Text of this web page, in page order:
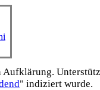
" indiziert wurde.